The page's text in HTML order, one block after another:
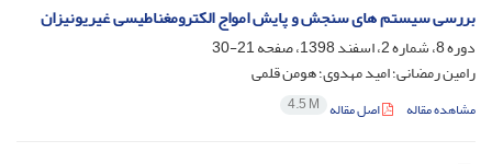
بررسی سیستم های سنجش و پایش امواج الکترومغناطیسی غیریونیزان
دوره 8، شماره 2، اسفند 1398، صفحه
21-30
رامین رمضانی؛ امید مهدوی؛ هومن قلمی
مشاهده مقاله اصل مقاله 4.5 M